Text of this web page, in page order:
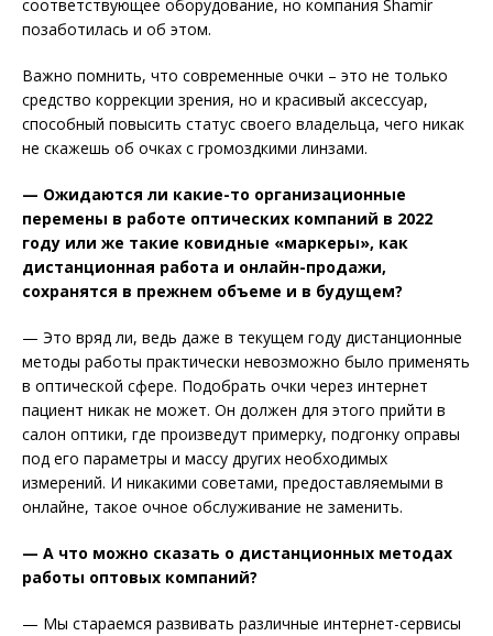
соответствующее оборудование, но компания Shamir
позаботилась и об этом.
Важно помнить, что современные очки – это не только
средство коррекции зрения, но и красивый аксессуар,
способный повысить статус своего владельца, чего никак
не скажешь об очках с громоздкими линзами.
— Ожидаются ли какие-то организационные
перемены в работе оптических компаний в 2022
году или же такие ковидные «маркеры», как
дистанционная работа и онлайн-продажи,
сохранятся в прежнем объеме и в будущем?
— Это вряд ли, ведь даже в текущем году дистанционные
методы работы практически невозможно было применять
в оптической сфере. Подобрать очки через интернет
пациент никак не может. Он должен для этого прийти в
салон оптики, где произведут примерку, подгонку оправы
под его параметры и массу других необходимых
измерений. И никакими советами, предоставляемыми в
онлайне, такое очное обслуживание не заменить.
— А что можно сказать о дистанционных методах
работы оптовых компаний?
— Мы стараемся развивать различные интернет-сервисы